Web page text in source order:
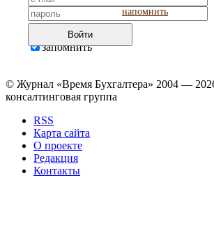
напомнить
Войти
запомнить
© Журнал «Время Бухгалтера» 2004 —
консалтинговая группа
RSS
Карта сайта
О проекте
Редакция
Контакты